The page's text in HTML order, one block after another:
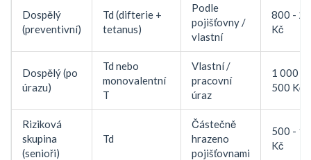
Dospělý
(preventivní)
Td (difterie +
tetanus)
Podle
pojišťovny /
vlastní
800 - 2
Kč
Dospělý (po
úrazu)
Td nebo
monovalentní
T
Vlastní /
pracovní
úraz
1 000 -
500 Kč
Riziková
skupina
(senioři)
Td
Částečně
hrazeno
pojišťovnami
500 - 1
Kč